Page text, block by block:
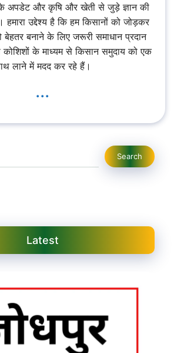
अपडेट और कृषि और खेती से जुड़े ज्ञान की
हमारा उद्देश्य है कि हम किसानों को जोड़कर
बनाने के लिए जरूरी समाधान प्रदान
के माध्यम से किसान समुदाय को एक
लाने में मदद कर रहे हैं।
...
Search
Latest